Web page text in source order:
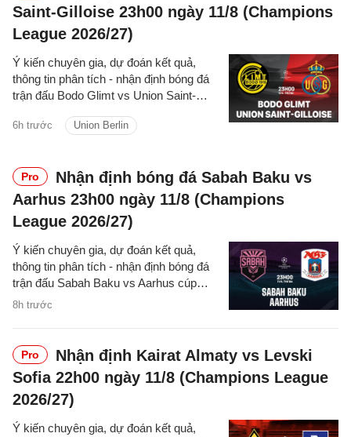
Saint-Gilloise 23h00 ngày 11/8 (Champions
League 2026/27)
6h trước Union Berlin
Ý kiến chuyên gia, dự đoán kết quả,
thông tin phân tích - nhận định bóng đá
trận đấu Bodo Glimt vs Union Saint-
League 2026/27 hôm nay.
Pro
Nhận định bóng đá Sabah Baku vs
Aarhus 23h00 ngày 11/8 (Champions
League 2026/27)
8h trước
Ý kiến chuyên gia, dự đoán kết quả,
thông tin phân tích - nhận định bóng đá
trận đấu Sabah Baku vs Aarhus cúp
C1/UEFA Champions League 2026/27
Pro
Nhận định Kairat Almaty vs Levski
Sofia 22h00 ngày 11/8 (Champions League
2026/27)
Ý kiến chuyên gia, dự đoán kết quả,